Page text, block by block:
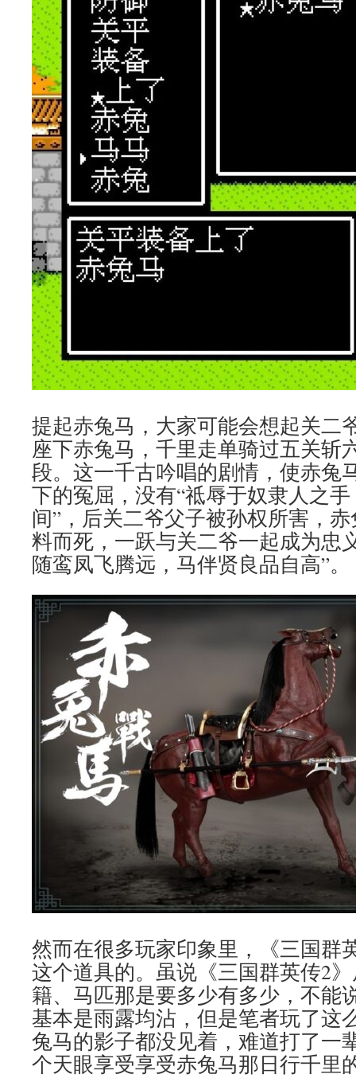
提起赤兔马，大家可能会想起关二
座下赤兔马，千里走单骑过五关斩
段。这一千古吟唱的剧情，使赤兔
下的冤屈，没有“祗辱于奴隶人之
间”，后关二爷父子被孙权所害，
料而死，一跃与关二爷一起成为忠
随鸾凤飞腾远，马伴贤良品自高”。
然而在很多玩家印象里，《三国群
这个道具的。虽说《三国群英传2
籍、马匹那是要多少有多少，不能
基本是雨露均沾，但是笔者玩了这
兔马的影子都没见着，难道打了一
个天眼享受享受赤兔马那日行千里